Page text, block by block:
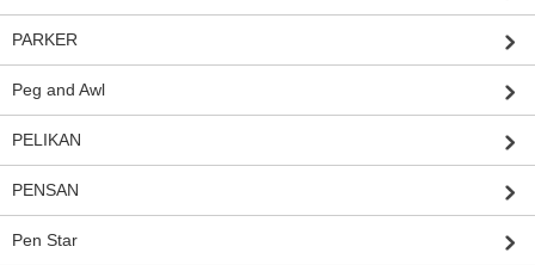
PARKER
Peg and Awl
PELIKAN
PENSAN
Pen Star